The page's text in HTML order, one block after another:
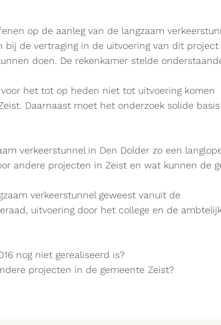
op de aanleg van de langzaam
de vertraging in de uitvoering van dit
doen. De rekenkamer stelde
het tot op heden niet tot uitvoering komen
Daarnaast moet het onderzoek solide basis
verkeerstunnel in Den Dolder zo een
andere projecten in Zeist en wat kunnen de
verkeerstunnel geweest vanuit de
uitvoering door het college en de
nog niet gerealiseerd is?
projecten in de gemeente Zeist?